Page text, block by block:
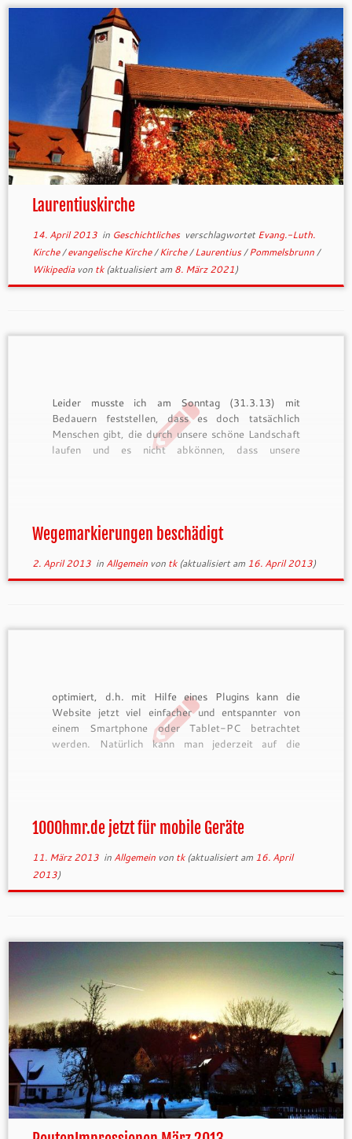
Laurentiuskirche
14. April 2013in Geschichtliches verschlagwortetEvang.-Luth.
Kirche/evangelische Kirche/Kirche/Laurentius/Pommelsbrunn/
Wikipedia von tk(aktualisiert am 8. März 2021)
Leider musste ich am Sonntag (31.3.13) mit
Bedauern feststellen, dass es doch tatsächlich
Menschen gibt, die durch unsere schöne Landschaft
laufen und es nicht abkönnen, dass unsere
Wegemarkierungen beschädigt
2. April 2013in Allgemein von tk(aktualisiert am 16. April 2013)
optimiert, d.h. mit Hilfe eines Plugins kann die
Website jetzt viel einfacher und entspannter von
einem Smartphone oder Tablet-PC betrachtet
werden. Natürlich kann man jederzeit auf die
1000hmr.de jetzt für mobile Geräte
11. März 2013in Allgemein von tk(aktualisiert am 16. April
2013)